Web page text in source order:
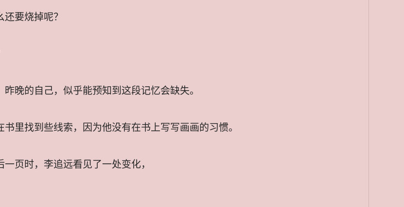
要烧掉呢？
晚的自己，似乎能预知到这段记忆会缺失。
里找到些线索，因为他没有在书上写写画画的习惯。
页时，李追远看见了一处变化，